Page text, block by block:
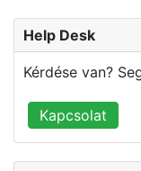
Help Desk
Kérdése van?
Kapcsolat